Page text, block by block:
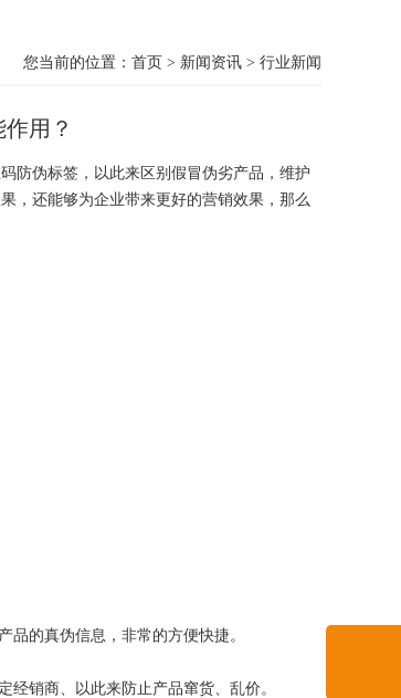
您当前的位置： 首页 > 新闻资讯 > 行业新闻
用？
伪标签，以此来区别假冒伪劣产品，维护
，还能够为企业带来更好的营销效果，那么
的真伪信息，非常的方便快捷。
销商、以此来防止产品窜货、乱价。